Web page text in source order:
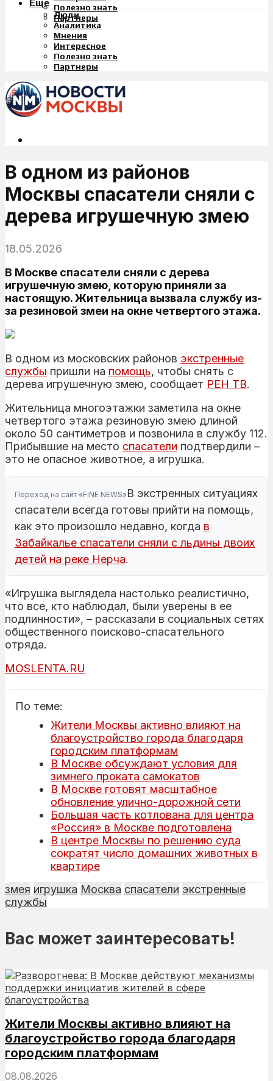
Полезно знать
Партнеры
Еще
Люди
Аналитика
Мнения
Интересное
Полезно знать
Партнеры
В одном из районов
Москвы спасатели сняли с
дерева игрушечную змею
18.05.2026
В Москве спасатели сняли с дерева
игрушечную змею, которую приняли за
настоящую. Жительница вызвала службу из-
за резиновой змеи на окне четвертого этажа.
В одном из московских районов экстренные
службы пришли на помощь, чтобы снять с
дерева игрушечную змею, сообщает РЕН ТВ.
Жительница многоэтажки заметила на окне
четвертого этажа резиновую змею длиной
около 50 сантиметров и позвонила в службу 112.
Прибывшие на место спасатели подтвердили –
это не опасное животное, а игрушка.
Переход на сайт «FiNE NEWS» В экстренных ситуациях
спасатели всегда готовы прийти на помощь,
как это произошло недавно, когда в
Забайкалье спасатели сняли с льдины двоих
детей на реке Нерча.
«Игрушка выглядела настолько реалистично,
что все, кто наблюдал, были уверены в ее
подлинности», – рассказали в социальных сетях
общественного поисково-спасательного
отряда.
MOSLENTA.RU
По теме:
Жители Москвы активно влияют на
благоустройство города благодаря
городским платформам
В Москве обсуждают условия для
зимнего проката самокатов
В Москве готовят масштабное
обновление улично-дорожной сети
Большая часть котлована для центра
«Россия» в Москве подготовлена
В центре Москвы по решению суда
сократят число домашних животных в
квартире
змея игрушка Москва спасатели экстренные
службы
Вас может заинтересовать!
Жители Москвы активно влияют на
благоустройство города благодаря
городским платформам
08.08.2026